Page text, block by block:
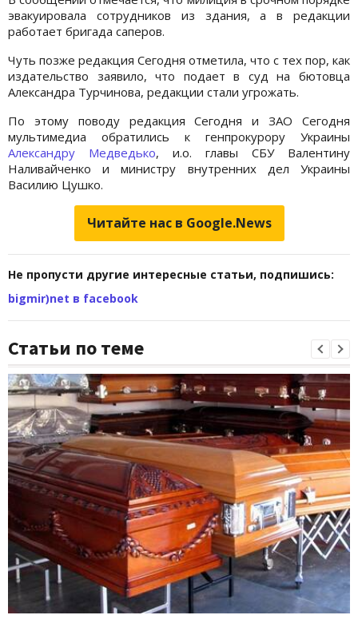
эвакуировала сотрудников из здания, а в редакции
работает бригада саперов.
Чуть позже редакция Сегодня отметила, что с тех пор, как
издательство заявило, что подает в суд на бютовца
Александра Турчинова, редакции стали угрожать.
По этому поводу редакция Сегодня и ЗАО Сегодня
мультимедиа обратились к генпрокурору Украины
Александру Медведько, и.о. главы СБУ Валентину
Наливайченко и министру внутренних дел Украины
Василию Цушко.
Читайте нас в Google.News
Не пропусти другие интересные статьи, подпишись:
bigmir)net в facebook
Статьи по теме